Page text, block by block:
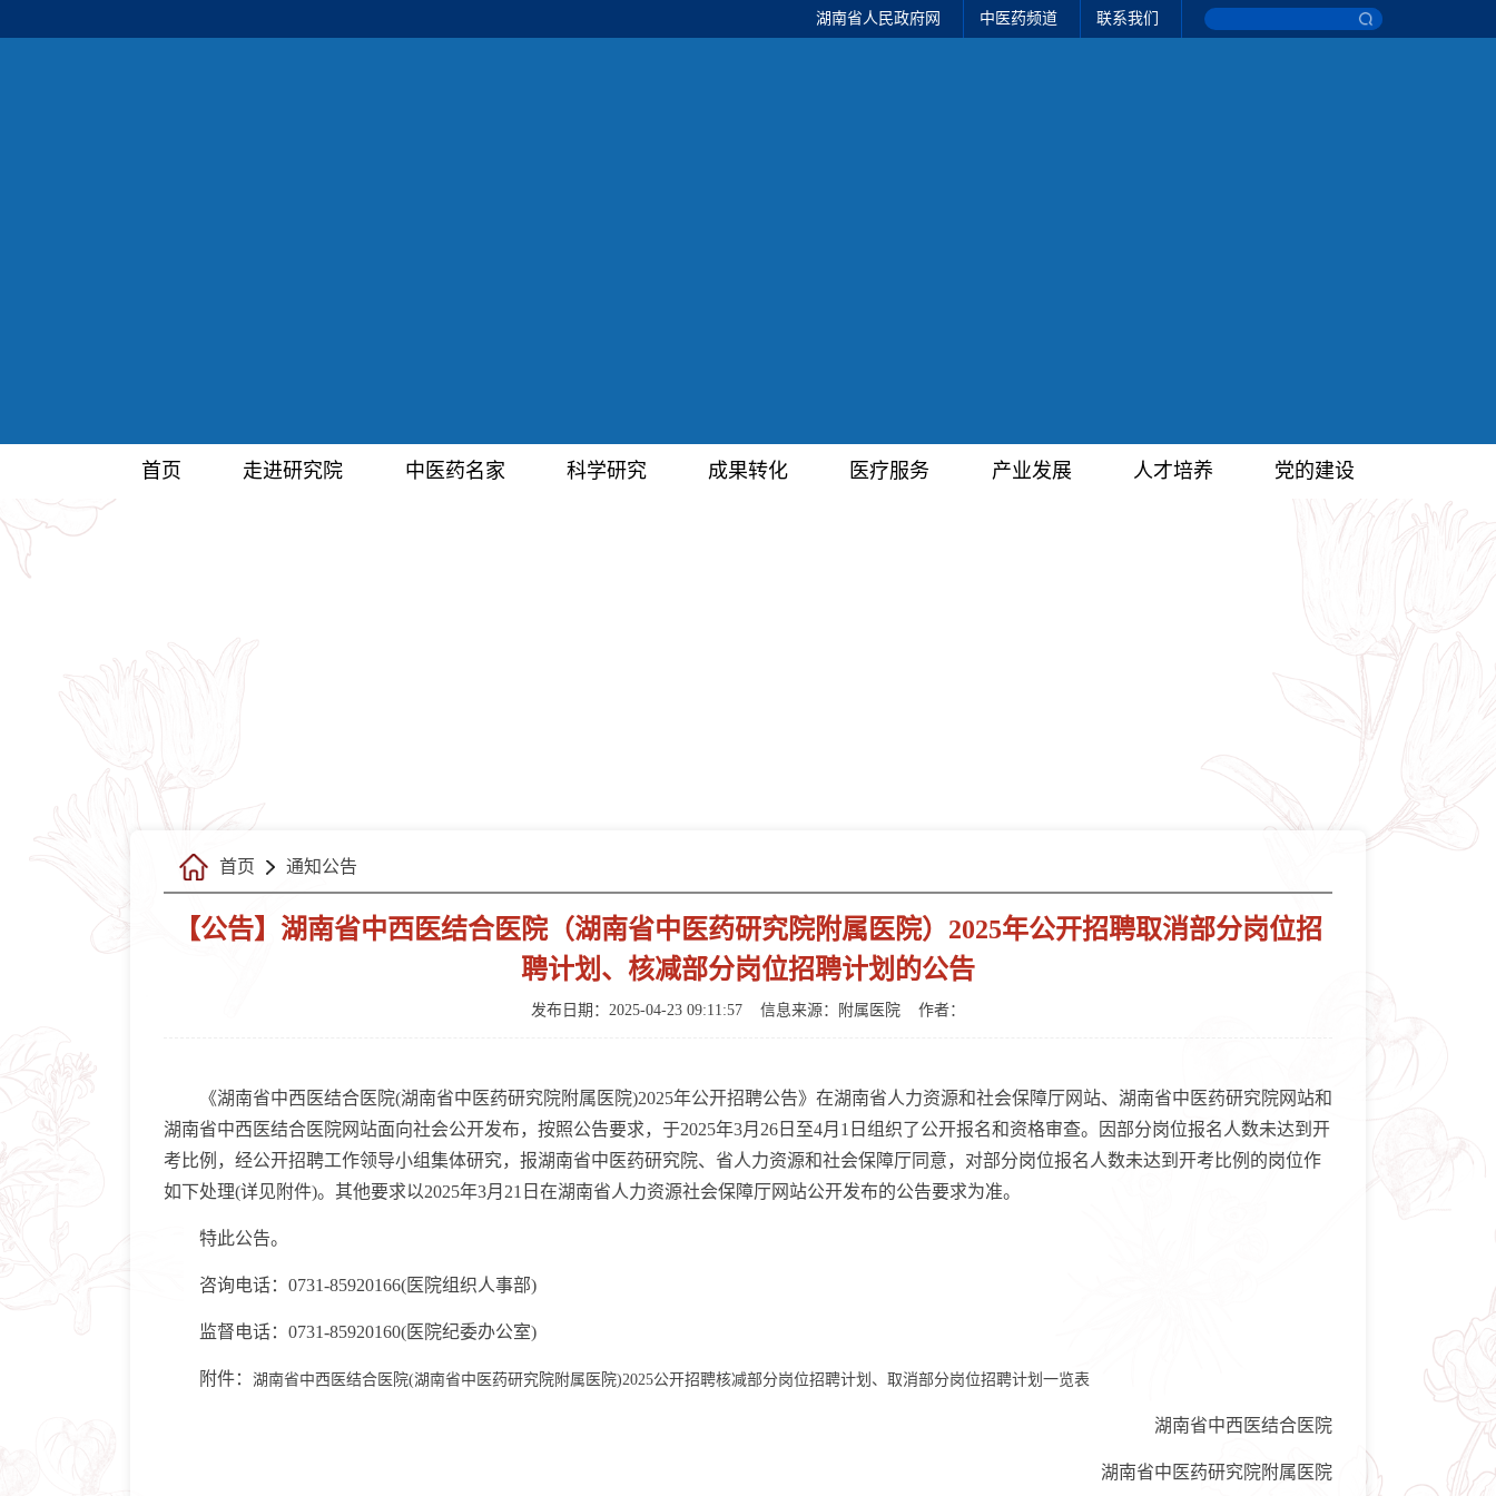
湖南省人民政府网 中医药频道 联系我们
首页 走进研究院 中医药名家 科学研究 成果转化 医疗服务 产业发展 人才培养 党的建设
首页 通知公告
【公告】湖南省中西医结合医院（湖南省中医药研究院附属医院）2025年公开招聘取消部分岗位招
聘计划、核减部分岗位招聘计划的公告
发布日期：2025-04-23 09:11:57 信息来源： 附属医院 作者：
《湖南省中西医结合医院(湖南省中医药研究院附属医院)2025年公开招聘公告》在湖南省人力资源和社会保障厅网站、湖南省中医药研究院网站和
湖南省中西医结合医院网站面向社会公开发布，按照公告要求，于2025年3月26日至4月1日组织了公开报名和资格审查。因部分岗位报名人数未达到开
考比例，经公开招聘工作领导小组集体研究，报湖南省中医药研究院、省人力资源和社会保障厅同意，对部分岗位报名人数未达到开考比例的岗位作
如下处理(详见附件)。其他要求以2025年3月21日在湖南省人力资源社会保障厅网站公开发布的公告要求为准。
特此公告。
咨询电话：0731-85920166(医院组织人事部)
监督电话：0731-85920160(医院纪委办公室)
附件： 湖南省中西医结合医院(湖南省中医药研究院附属医院)2025公开招聘核减部分岗位招聘计划、取消部分岗位招聘计划一览表
湖南省中西医结合医院
湖南省中医药研究院附属医院